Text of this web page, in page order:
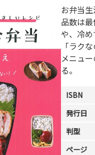
お弁当
品数は
や、冷め
「ラクな
メニュ
る。
ISBN
発行日
判型
ページ